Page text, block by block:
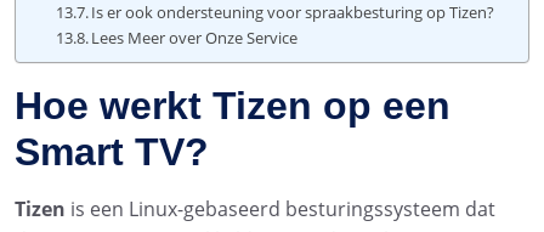
Is er ook ondersteuning voor spraakbesturing op Tizen?
Lees Meer over Onze Service
Hoe werkt Tizen op een
Smart TV?
Tizen is een Linux-gebaseerd besturingssysteem dat